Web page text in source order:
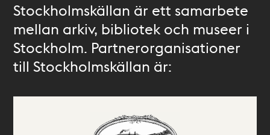
Stockholmskällan är ett samarbete
mellan arkiv, bibliotek och museer i
Stockholm. Partnerorganisationer
till Stockholmskällan är: